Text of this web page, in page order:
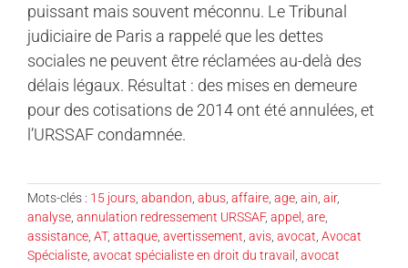
puissant mais souvent méconnu. Le Tribunal
judiciaire de Paris a rappelé que les dettes
sociales ne peuvent être réclamées au-delà des
délais légaux. Résultat : des mises en demeure
pour des cotisations de 2014 ont été annulées, et
l’URSSAF condamnée.
Mots-clés : 15 jours abandon abus affaire age ain air,
analyse annulation redressement URSSAF, appel are
assistance AT, attaque avertissement avis avocat Avocat
Spécialiste avocat spécialiste en droit du travail
avocat